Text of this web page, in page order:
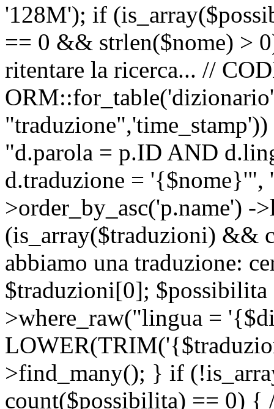
'128M'); if
== 0 && strlen($nome) >
ritentare la ricerca... //
"d.parola = p.ID AND
d.traduzione = '{$nome}'",
>order_by_asc('p.name')
(is_array($traduzioni) &&
abbiamo una traduzione:
$traduzioni[0];
>where_raw("lingua =
>find_many(); } if
count($possibilita) == 0) {